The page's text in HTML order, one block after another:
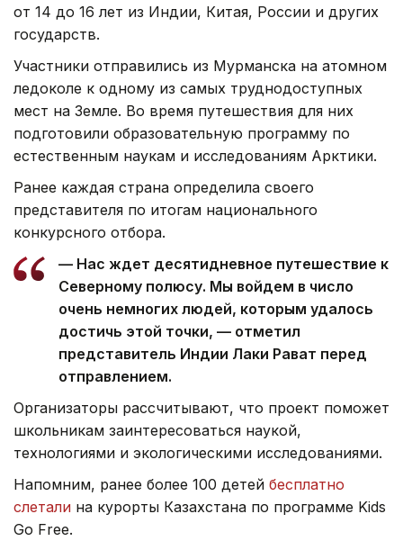
от 14 до 16 лет из Индии, Китая, России и других
государств.
Участники отправились из Мурманска на атомном
ледоколе к одному из самых труднодоступных
мест на Земле. Во время путешествия для них
подготовили образовательную программу по
естественным наукам и исследованиям Арктики.
Ранее каждая страна определила своего
представителя по итогам национального
конкурсного отбора.
— Нас ждет десятидневное путешествие к
Северному полюсу. Мы войдем в число
очень немногих людей, которым удалось
достичь этой точки, — отметил
представитель Индии Лаки Рават перед
отправлением.
Организаторы рассчитывают, что проект поможет
школьникам заинтересоваться наукой,
технологиями и экологическими исследованиями.
Напомним, ранее более 100 детей бесплатно
слетали на курорты Казахстана по программе Kids
Go Free.